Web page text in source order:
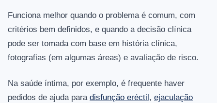
Funciona melhor quando o problema é comum, com
critérios bem definidos, e quando a decisão clínica
pode ser tomada com base em história clínica,
fotografias (em algumas áreas) e avaliação de risco.
Na saúde íntima, por exemplo, é frequente haver
pedidos de ajuda para disfunção eréctil, ejaculação